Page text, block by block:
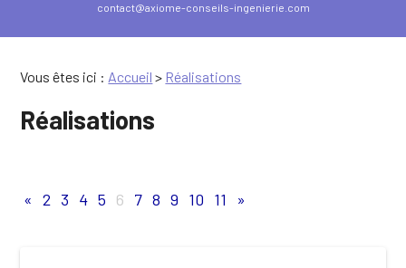
contact@axiome-conseils-ingenierie.com
Vous êtes ici : Accueil > Réalisations
Réalisations
« 2 3 4 5 6 7 8 9 10 11 »